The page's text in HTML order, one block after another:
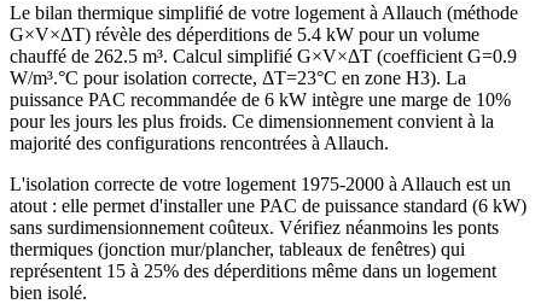
Le bilan thermique simplifié de votre logement à Allauch (méthode
G×V×ΔT) révèle des déperditions de 5.4 kW pour un volume
chauffé de 262.5 m³. Calcul simplifié G×V×ΔT (coefficient G=0.9
W/m³.°C pour isolation correcte, ΔT=23°C en zone H3). La
puissance PAC recommandée de 6 kW intègre une marge de 10%
pour les jours les plus froids. Ce dimensionnement convient à la
majorité des configurations rencontrées à Allauch.
L'isolation correcte de votre logement 1975-2000 à Allauch est un
atout : elle permet d'installer une PAC de puissance standard (6 kW)
sans surdimensionnement coûteux. Vérifiez néanmoins les ponts
thermiques (jonction mur/plancher, tableaux de fenêtres) qui
représentent 15 à 25% des déperditions même dans un logement
bien isolé.